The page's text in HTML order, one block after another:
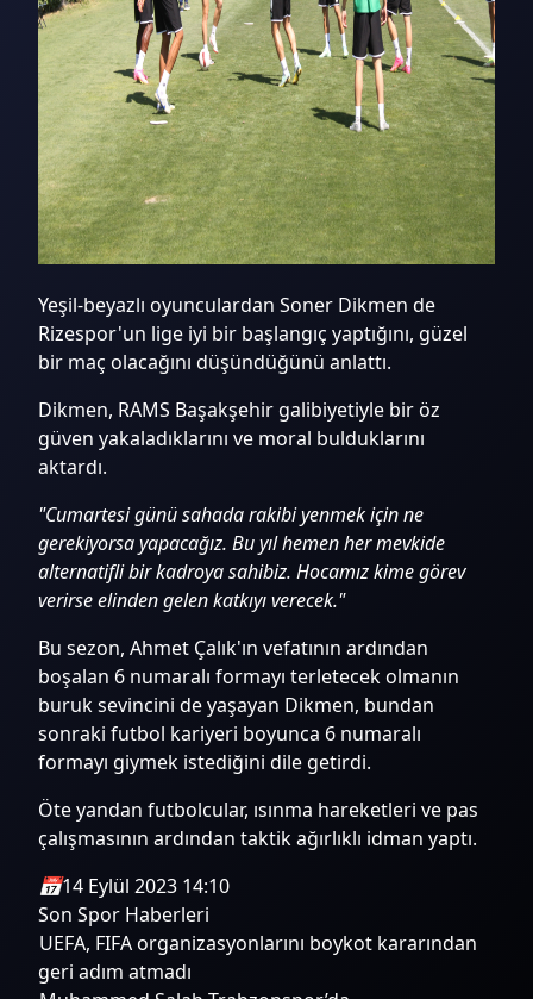
Yeşil-beyazlı oyunculardan Soner Dikmen de
Rizespor'un lige iyi bir başlangıç yaptığını, güzel
bir maç olacağını düşündüğünü anlattı.
Dikmen, RAMS Başakşehir galibiyetiyle bir öz
güven yakaladıklarını ve moral bulduklarını
aktardı.
"Cumartesi günü sahada rakibi yenmek için ne
gerekiyorsa yapacağız. Bu yıl hemen her mevkide
alternatifli bir kadroya sahibiz. Hocamız kime görev
verirse elinden gelen katkıyı verecek."
Bu sezon, Ahmet Çalık'ın vefatının ardından
boşalan 6 numaralı formayı terletecek olmanın
buruk sevincini de yaşayan Dikmen, bundan
sonraki futbol kariyeri boyunca 6 numaralı
formayı giymek istediğini dile getirdi.
Öte yandan futbolcular, ısınma hareketleri ve pas
çalışmasının ardından taktik ağırlıklı idman yaptı.
📅14 Eylül 2023 14:10
Son Spor Haberleri
UEFA, FIFA organizasyonlarını boykot kararından
geri adım atmadı